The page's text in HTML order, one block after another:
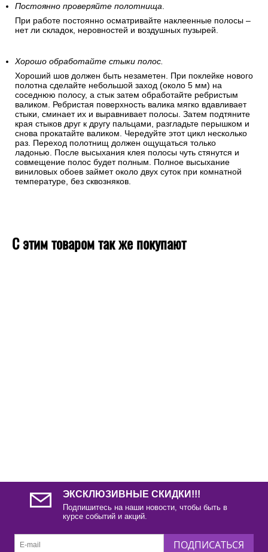
Постоянно проверяйте полотнища.
При работе постоянно осматривайте наклеенные полосы –
нет ли складок, неровностей и воздушных пузырей.
Хорошо обработайте стыки полос.
Хороший шов должен быть незаметен. При поклейке нового
полотна сделайте небольшой заход (около 5 мм) на
соседнюю полосу, а стык затем обработайте ребристым
валиком. Ребристая поверхность валика мягко вдавливает
стыки, сминает их и выравнивает полосы. Затем подтяните
края стыков друг к другу пальцами, разгладьте перышком и
снова прокатайте валиком. Чередуйте этот цикл несколько
раз. Переход полотнищ должен ощущаться только
ладонью. После высыхания клея полосы чуть стянутся и
совмещение полос будет полным. Полное высыхание
виниловых обоев займет около двух суток при комнатной
температуре, без сквозняков.
С этим товаром так же покупают
ЭКСКЛЮЗИВНЫЕ СКИДКИ!!!
Подпишитесь на наши новости, чтобы быть в
курсе событий и акций.
ПОДПИСАТЬСЯ